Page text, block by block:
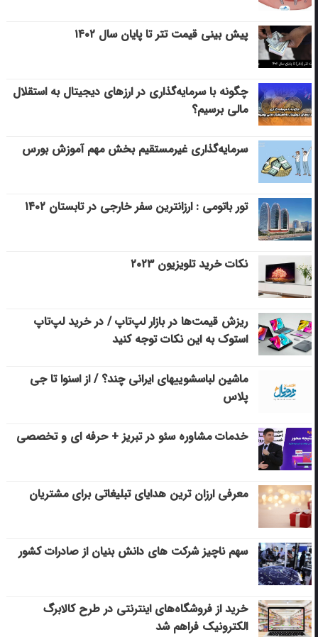
پیش بینی قیمت تتر تا پایان سال ۱۴۰۲
چگونه با سرمایه‌گذاری در ارزهای دیجیتال به استقلال
مالی برسیم؟
سرمایه‌گذاری غیرمستقیم بخش مهم آموزش بورس
تور باتومی : ارزانترین سفر خارجی در تابستان ۱۴۰۲
نکات خرید تلویزیون ۲۰۲۳
ریزش قیمت‌ها در بازار لپ‌تاپ / در خرید لپ‌تاپ
استوک به این نکات توجه کنید
ماشین لباسشویی‎های ایرانی چند؟ / از اسنوا تا جی
پلاس
خدمات مشاوره سئو در تبریز + حرفه ای و تخصصی
معرفی ارزان ترین هدایای تبلیغاتی برای مشتریان
سهم ناچیز شرکت های دانش بنیان از صادرات کشور
خرید از فروشگاه‌های اینترنتی در طرح کالابرگ
الکترونیک فراهم شد